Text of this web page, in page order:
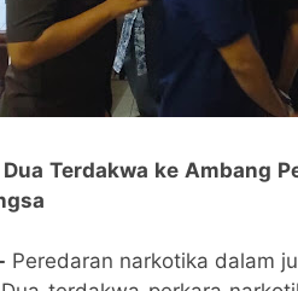
Terdakwa ke Ambang
Peredaran narkotika dalam